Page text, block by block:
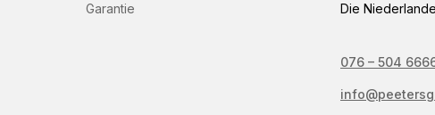
Garantie Die Niederlande
076 – 504